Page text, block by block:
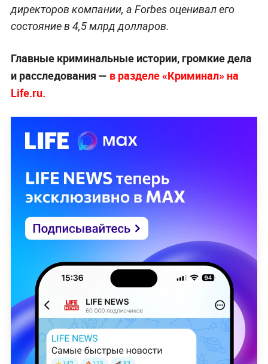
директоров компании, а Forbes оценивал его
состояние в 4,5 млрд долларов.
Главные криминальные истории, громкие дела
и расследования — в разделе «Криминал» на
Life.ru.